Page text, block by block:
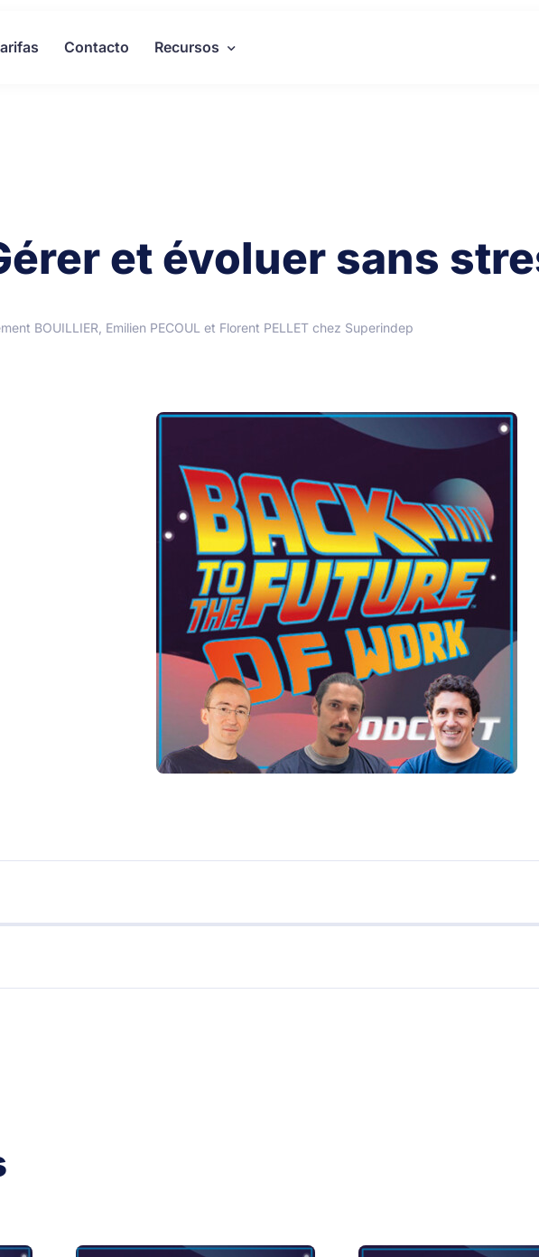
Contacto Recursos
et évoluer sans
BOUILLIER, Emilien PECOUL et Florent PELLET chez Superindep